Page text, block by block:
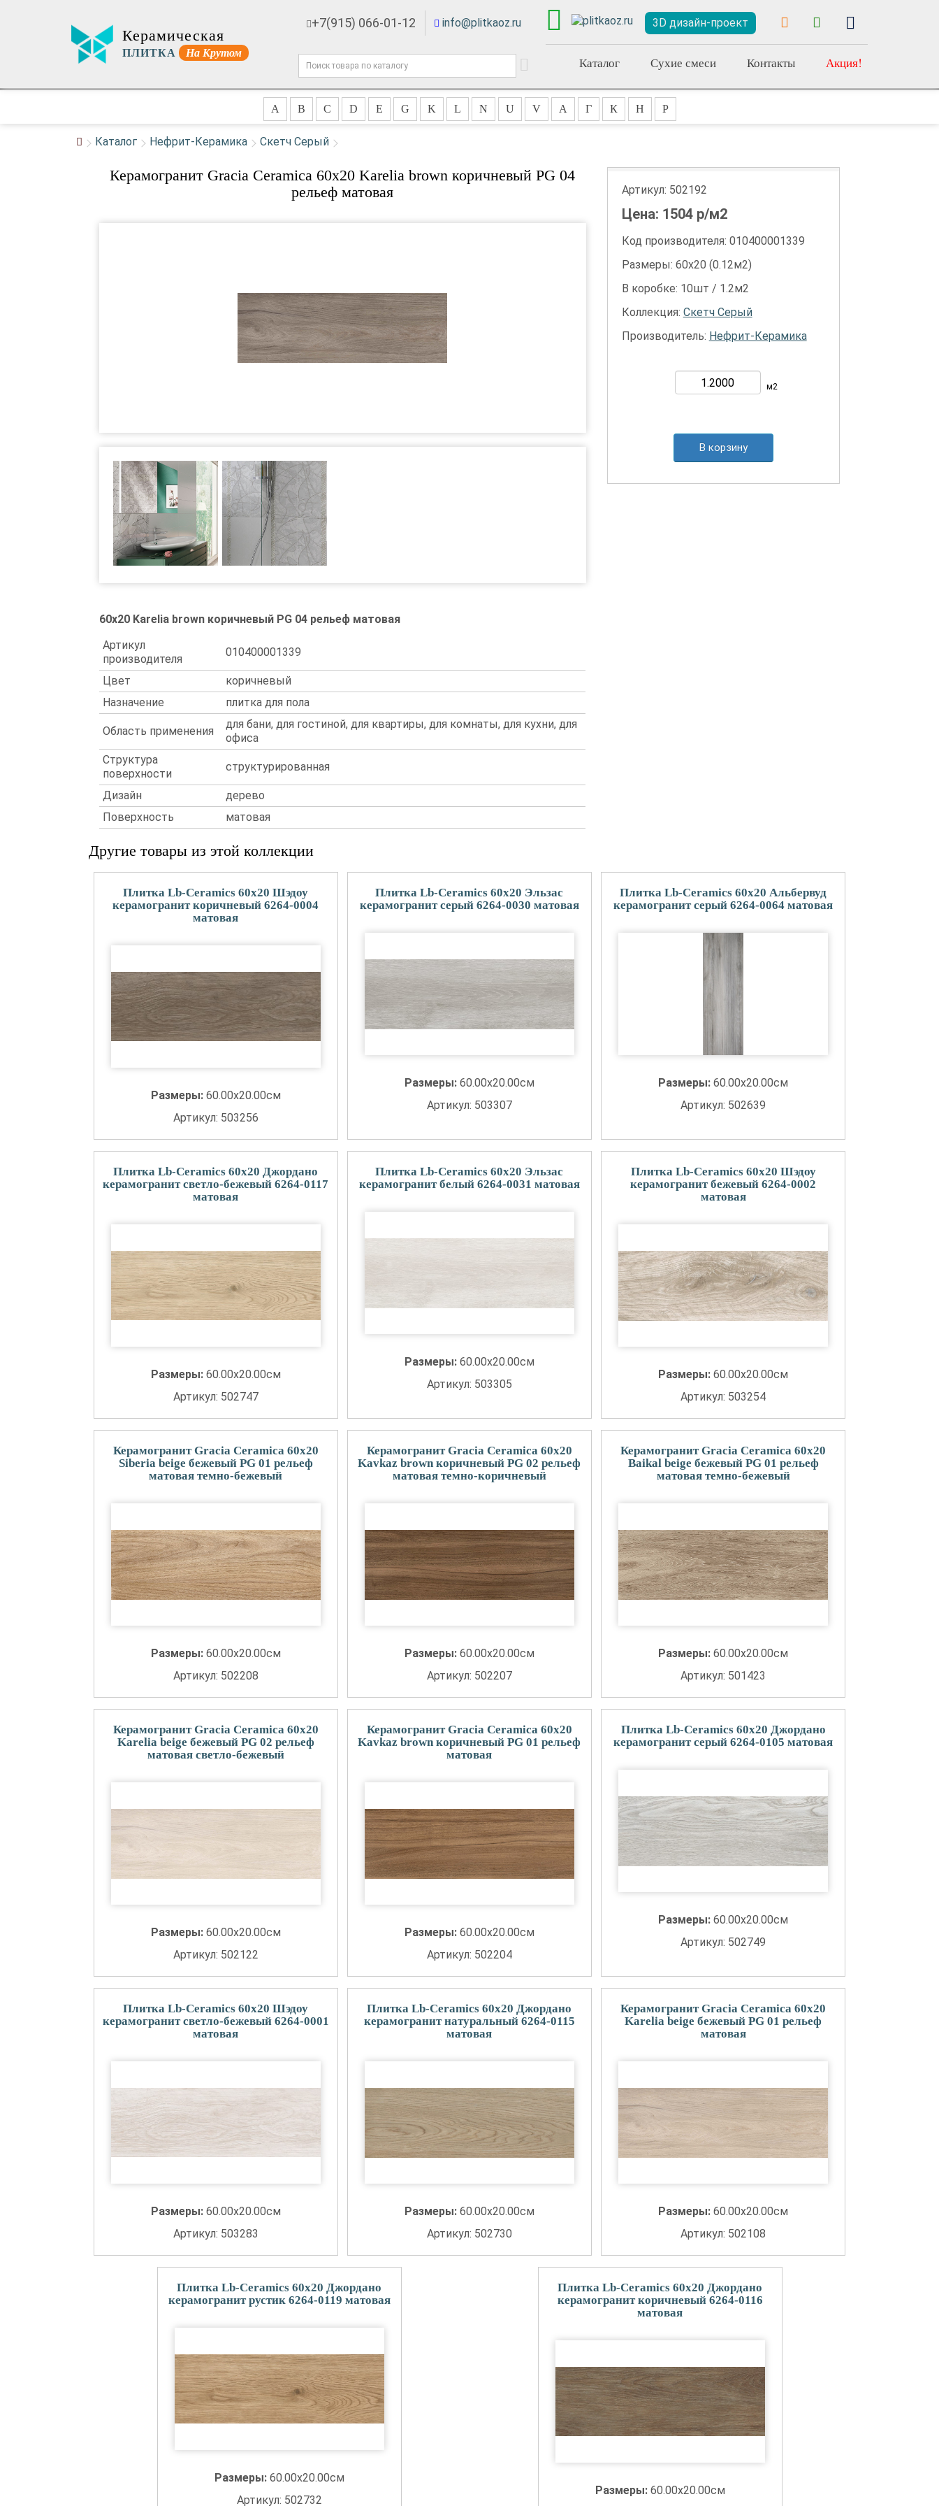
Керамическая
ПЛИТКА На Крутом
+7(915) 066-01-12 info@plitkaoz.ru 3D дизайн-проект
Каталог Сухие смеси Контакты Акция!
A B C D E G K L N U V А Г К Н Р
Каталог Нефрит-Керамика Скетч Серый
Керамогранит Gracia Ceramica 60x20 Karelia brown коричневый PG 04
рельеф матовая
60x20 Karelia brown коричневый PG 04 рельеф матовая
Артикул
производителя
010400001339
Цвет
коричневый
Назначение
плитка для пола
Область применения
для бани, для гостиной, для квартиры, для комнаты, для кухни, для
офиса
Структура
поверхности
структурированная
Дизайн
дерево
Поверхность
матовая
Артикул: 502192
Цена: 1504р/м2
Код производителя: 010400001339
Размеры: 60х20 (0.12м2)
В коробке: 10шт / 1.2м2
Коллекция: Скетч Серый
Производитель: Нефрит-Керамика
м2
В корзину
Другие товары из этой коллекции
Плитка Lb-Ceramics 60x20 Шэдоу
керамогранит коричневый 6264-0004
матовая
Размеры: 60.00x20.00см
Артикул: 503256
Плитка Lb-Ceramics 60x20 Эльзас
керамогранит серый 6264-0030 матовая
Размеры: 60.00x20.00см
Артикул: 503307
Плитка Lb-Ceramics 60x20 Альбервуд
керамогранит серый 6264-0064 матовая
Размеры:60.00x20.00см
Артикул: 502639
Плитка Lb-Ceramics 60x20 Джордано
керамогранит светло-бежевый 6264-0117
матовая
Размеры: 60.00x20.00см
Артикул: 502747
Плитка Lb-Ceramics 60x20 Эльзас
керамогранит белый 6264-0031 матовая
Размеры: 60.00x20.00см
Артикул: 503305
Плитка Lb-Ceramics 60x20 Шэдоу
керамогранит бежевый 6264-0002
матовая
Размеры:60.00x20.00см
Артикул: 503254
Керамогранит Gracia Ceramica 60x20
Siberia beige бежевый PG 01 рельеф
матовая темно-бежевый
Размеры: 60.00x20.00см
Артикул: 502208
Керамогранит Gracia Ceramica 60x20
Kavkaz brown коричневый PG 02 рельеф
матовая темно-коричневый
Размеры: 60.00x20.00см
Артикул: 502207
Керамогранит Gracia Ceramica 60x20
Baikal beige бежевый PG 01 рельеф
матовая темно-бежевый
Размеры:60.00x20.00см
Артикул: 501423
Керамогранит Gracia Ceramica 60x20
Karelia beige бежевый PG 02 рельеф
матовая светло-бежевый
Размеры: 60.00x20.00см
Артикул: 502122
Керамогранит Gracia Ceramica 60x20
Kavkaz brown коричневый PG 01 рельеф
матовая
Размеры: 60.00x20.00см
Артикул: 502204
Плитка Lb-Ceramics 60x20 Джордано
керамогранит серый 6264-0105 матовая
Размеры:60.00x20.00см
Артикул: 502749
Плитка Lb-Ceramics 60x20 Шэдоу
керамогранит светло-бежевый 6264-0001
матовая
Размеры: 60.00x20.00см
Артикул: 503283
Плитка Lb-Ceramics 60x20 Джордано
керамогранит натуральный 6264-0115
матовая
Размеры: 60.00x20.00см
Артикул: 502730
Керамогранит Gracia Ceramica 60x20
Karelia beige бежевый PG 01 рельеф
матовая
Размеры:60.00x20.00см
Артикул: 502108
Плитка Lb-Ceramics 60x20 Джордано
керамогранит рустик 6264-0119 матовая
Размеры: 60.00x20.00см
Артикул: 502732
Плитка Lb-Ceramics 60x20 Джордано
керамогранит коричневый 6264-0116
матовая
Размеры: 60.00x20.00см